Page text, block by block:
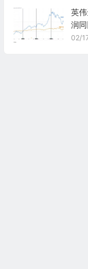
英
润
高
02/